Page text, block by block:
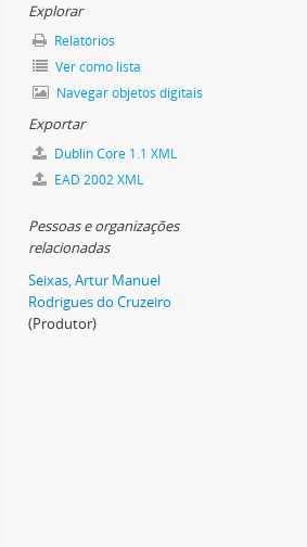
Explorar
Relatórios
Ver como lista
Navegar objetos digitais
Exportar
Dublin Core 1.1 XML
EAD 2002 XML
Pessoas e organizações
relacionadas
Seixas, Artur Manuel
Rodrigues do Cruzeiro
(Produtor)